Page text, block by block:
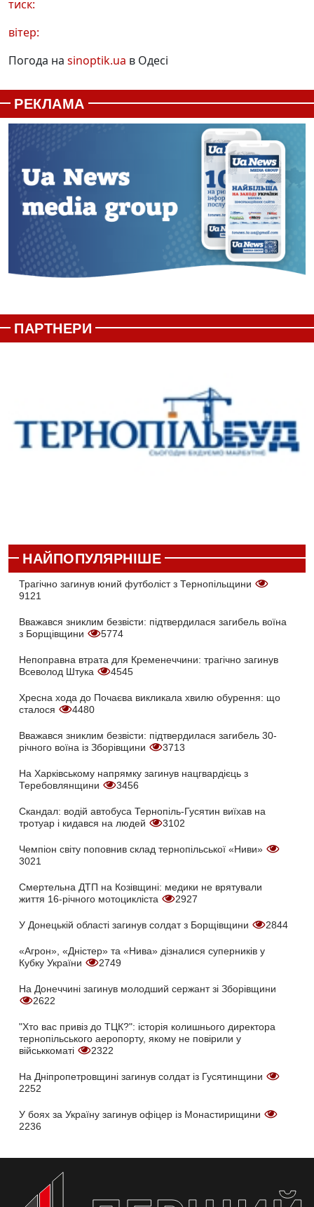
тиск:
вітер:
Погода на sinoptik.ua в Одесі
РЕКЛАМА
ПАРТНЕРИ
НАЙПОПУЛЯРНІШЕ
Трагічно загинув юний футболіст з Тернопільщини
9121
Вважався зниклим безвісти: підтвердилася загибель воїна
з Борщівщини
5774
Непоправна втрата для Кременеччини: трагічно загинув
Всеволод Штука
4545
Хресна хода до Почаєва викликала хвилю обурення: що
сталося
4480
Вважався зниклим безвісти: підтвердилася загибель 30-
річного воїна із Зборівщини
3713
На Харківському напрямку загинув нацгвардієць з
Теребовлянщини
3456
Скандал: водій автобуса Тернопіль-Гусятин виїхав на
тротуар і кидався на людей
3102
Чемпіон світу поповнив склад тернопільської «Ниви»
3021
Смертельна ДТП на Козівщині: медики не врятували
життя 16-річного мотоцикліста
2927
У Донецькій області загинув солдат з Борщівщини 2844
«Агрон», «Дністер» та «Нива» дізналися суперників у
Кубку України
2749
На Донеччині загинув молодший сержант зі Зборівщини
2622
"Хто вас привіз до ТЦК?": історія колишнього директора
тернопільського аеропорту, якому не повірили у
військкоматі
2322
На Дніпропетровщині загинув солдат із Гусятинщини
2252
У боях за Україну загинув офіцер із Монастирищини
2236